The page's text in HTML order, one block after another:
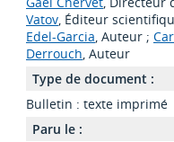
Vatov, Éditeur
Edel-Garcia, Auteur ;
Derrouch, Auteur
Type de document :
Bulletin : texte imprimé
Paru le :